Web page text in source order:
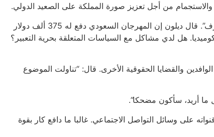
من أجل تعزيز صورة المملكة على الصعيد الدولي.
قال ديلون في بودكاسته يوم 30 أغسطس/آب: “أنا أفعل هذا لأنهم يدفعون لي مبلغا كبيرا من المال. يدفعون لي ما يكفي من المال لأغض الطرف”. قال ديلون إن المهرجان السعودي دفع له 375 ألف دولار
على ما يصل إلى 1.6 مليون دولار. أضاف ديلون: ” اشتروا الكوميديا. هل لدي مشاكل مع السياسات المتعلقة بحرية التعبير؟
والقضايا الحقوقية الأخرى. قال: “تناولت الموضوع
ما أريد، سأكون مضحكا”.
الإلكتروني أو قنواته على وسائل التواصل الاجتماعي. غالبا ما دافع كار بقوة